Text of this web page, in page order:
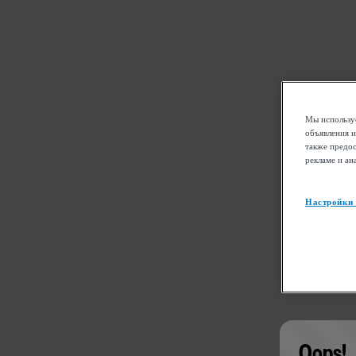
Мы
объявления
также
рекламе и